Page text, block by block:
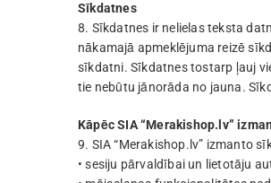
Sīkdatnes
8. Sīkdatnes ir nelielas teksta
nākamajā apmeklējuma reizē
sīkdatni. Sīkdatnes tostarp ļauj
tie nebūtu jānorāda no jauna.
Kāpēc SIA “Merakishop.lv”
9. SIA “Merakishop.lv” izmanto
• sesiju pārvaldībai un lietotāju